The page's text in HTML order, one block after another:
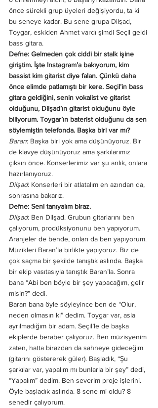
önce sürekli grup üyeleri değişiyordu, ta ki
bu seneye kadar. Bu sene grupa Dilşad,
Toygar, eskiden Ahmet vardı şimdi Seçil geldi
bass gitara.
Defne: Gelmeden çok ciddi bir stalk işine
giriştim. İşte Instagram’a bakıyorum, kim
bassist kim gitarist diye falan. Çünkü daha
önce elimde patlamıştı bir kere. Seçil’in bass
gitara geldiğini, senin vokalist ve gitarist
olduğunu, Dilşad’ın gitarist olduğunu öyle
biliyorum. Toygar’ın baterist olduğunu da sen
söylemiştin telefonda. Başka biri var mı?
Baran: Başka biri yok ama düşünüyoruz. Bir
de klavye düşünüyoruz ama şarkılarımız
çıksın önce. Konserlerimiz var şu anlık, onlara
hazırlanıyoruz.
Dilşad: Konserleri bir atlatalım en azından da,
sonrasına bakarız.
Defne: Seni tanıyalım biraz.
Dilşad: Ben Dilşad. Grubun gitarlarını ben
çalıyorum, prodüksiyonunu ben yapıyorum.
Aranjeler de bende, onları da ben yapıyorum.
Müzikleri Baran’la birlikte yapıyoruz. Biz de
çok saçma bir şekilde tanıştık aslında. Başka
bir ekip vasıtasıyla tanıştık Baran’la. Sonra
bana “Abi ben böyle bir şey yapacağım, gelir
misin?” dedi.
Baran bana öyle söyleyince ben de “Olur,
neden olmasın ki” dedim. Toygar var, asla
ayrılmadığım bir adam. Seçil’le de başka
ekiplerde beraber çalıyoruz. Ben müzisyenim
zaten, hatta birazdan da sahneye gideceğim
(gitarını göstererek güler). Başladık, “Şu
şarkılar var, yapalım mı bunlarla bir şey” dedi,
“Yapalım” dedim. Ben severim proje işlerini.
Öyle başladık aslında. 8 sene mi oldu? 8
senedir çalıyorum.